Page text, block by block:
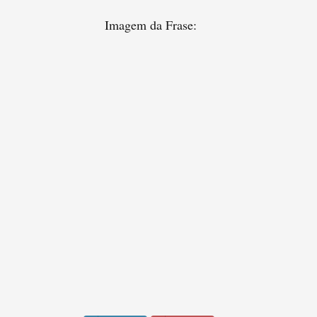
Imagem da Frase: